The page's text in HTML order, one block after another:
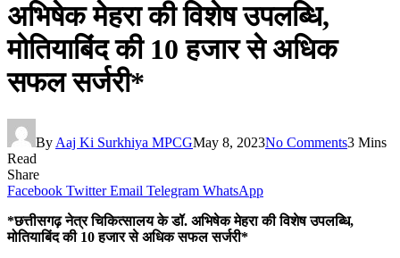
अभिषेक मेहरा की विशेष उपलब्धि,
मोतियाबिंद की 10 हजार से अधिक
सफल सर्जरी*
By Aaj Ki Surkhiya MPCGMay 8, 2023No Comments3 Mins
Read
Share
Facebook Twitter Email Telegram WhatsApp
*छत्तीसगढ़ नेत्र चिकित्सालय के डॉ. अभिषेक मेहरा की विशेष उपलब्धि,
मोतियाबिंद की 10 हजार से अधिक सफल सर्जरी*